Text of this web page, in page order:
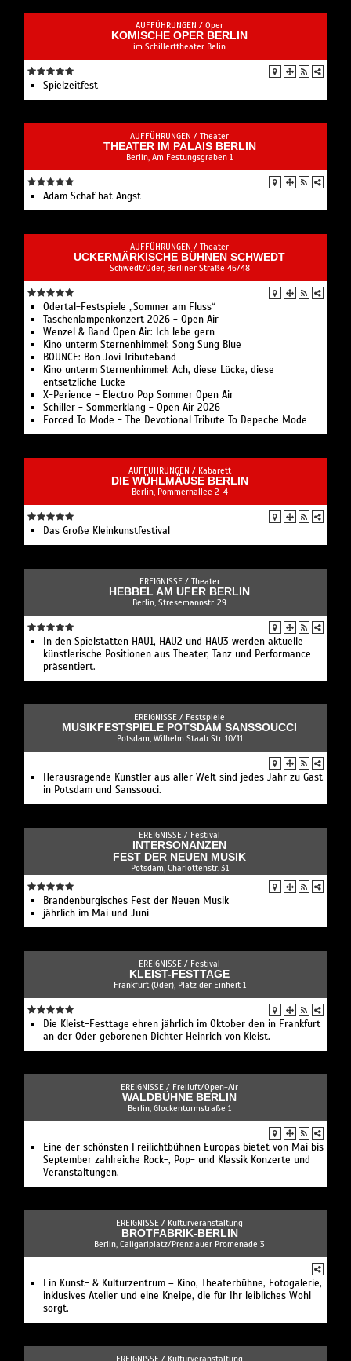
AUFFÜHRUNGEN / Oper
KOMISCHE OPER BERLIN
im Schillerttheater Belin
Spielzeit­fest
AUFFÜHRUNGEN / Theater
THEATER IM PALAIS BERLIN
Berlin, Am Festungsgraben 1
Adam Schaf hat Angst
AUFFÜHRUNGEN / Theater
UCKERMÄRKISCHE BÜHNEN SCHWEDT
Schwedt/Oder, Berliner Straße 46/48
Odertal-Festspiele „Sommer am Fluss“
Taschenlampenkonzert 2026 - Open Air
Wenzel & Band Open Air: Ich lebe gern
Kino unterm Sternenhimmel: Song Sung Blue
BOUNCE: Bon Jovi Tributeband
Kino unterm Sternenhimmel: Ach, diese Lücke, diese
entsetzliche Lücke
X-Perience - Electro Pop Sommer Open Air
Schiller - Sommerklang - Open Air 2026
Forced To Mode - The Devotional Tribute To Depeche Mode
AUFFÜHRUNGEN / Kabarett
DIE WÜHLMÄUSE BERLIN
Berlin, Pommernallee 2-4
Das Große Kleinkunstfestival
EREIGNISSE / Theater
HEBBEL AM UFER BERLIN
Berlin, Stresemannstr. 29
In den Spielstätten HAU1, HAU2 und HAU3 werden aktuelle
künstlerische Positionen aus Theater, Tanz und Performance
präsentiert.
EREIGNISSE / Festspiele
MUSIKFESTSPIELE POTSDAM SANSSOUCCI
Potsdam, Wilhelm Staab Str. 10/11
Herausragende Künstler aus aller Welt sind jedes Jahr zu Gast
in Potsdam und Sanssouci.
EREIGNISSE / Festival
INTERSONANZEN
FEST DER NEUEN MUSIK
Potsdam, Charlottenstr. 31
Brandenburgisches Fest der Neuen Musik
jährlich im Mai und Juni
EREIGNISSE / Festival
KLEIST-FESTTAGE
Frankfurt (Oder), Platz der Einheit 1
Die Kleist-Festtage ehren jährlich im Oktober den in Frankfurt
an der Oder geborenen Dichter Heinrich von Kleist.
EREIGNISSE / Freiluft/Open-Air
WALDBÜHNE BERLIN
Berlin, Glockenturmstraße 1
Eine der schönsten Freilichtbühnen Europas bietet von Mai bis
September zahlreiche Rock-, Pop- und Klassik Konzerte und
Veranstaltungen.
EREIGNISSE / Kulturveranstaltung
BROTFABRIK-BERLIN
Berlin, Caligariplatz/Prenzlauer Promenade 3
Ein Kunst- & Kulturzentrum – Kino, Theaterbühne, Fotogalerie,
inklusives Atelier und eine Kneipe, die für Ihr leibliches Wohl
sorgt.